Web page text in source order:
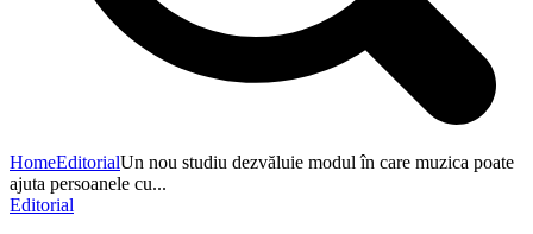
HomeEditorialUn nou studiu dezvăluie modul în care muzica poate
ajuta persoanele cu...
Editorial